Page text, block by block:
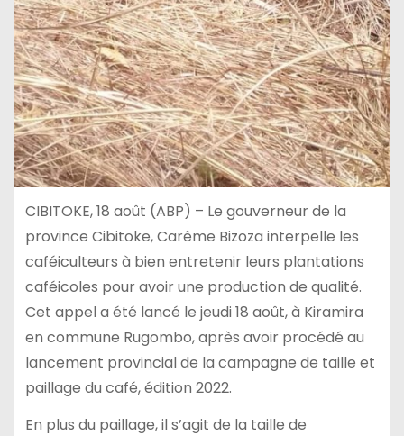
CIBITOKE, 18 août (ABP) – Le gouverneur de la
province Cibitoke, Carême Bizoza interpelle les
caféiculteurs à bien entretenir leurs plantations
caféicoles pour avoir une production de qualité.
Cet appel a été lancé le jeudi 18 août, à Kiramira
en commune Rugombo, après avoir procédé au
lancement provincial de la campagne de taille et
paillage du café, édition 2022.
En plus du paillage, il s’agit de la taille de